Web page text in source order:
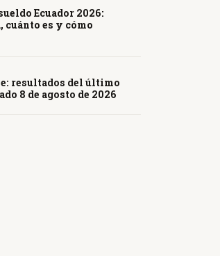
Ecuador 2026:
cuánto es y cómo
resultados del último
8 de agosto de 2026